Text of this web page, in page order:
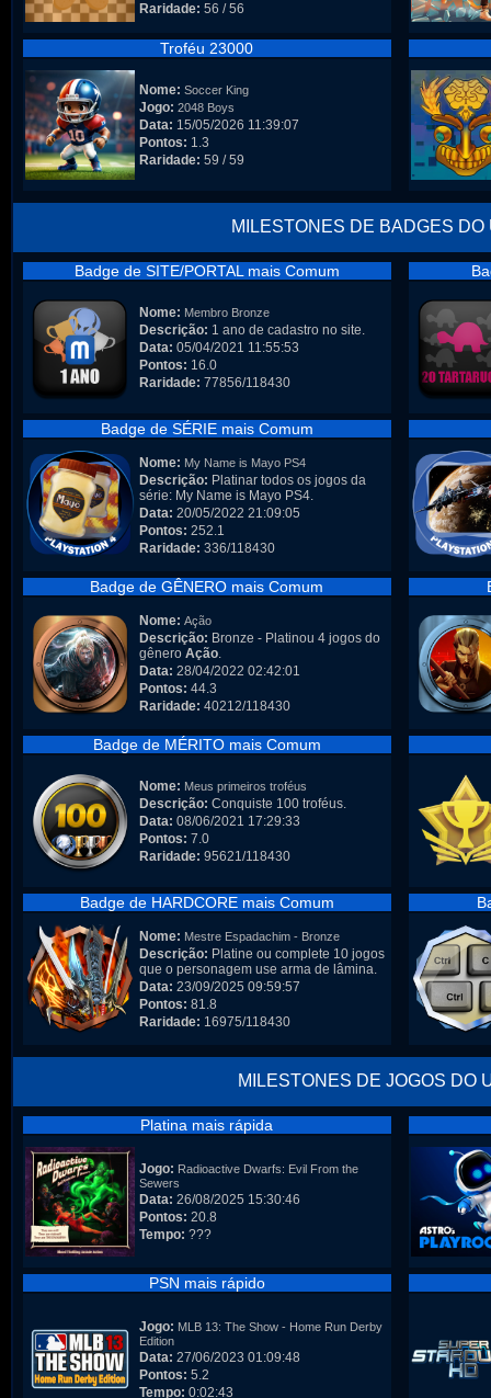
Raridade: 56 / 56
Troféu 23000
Nome: Soccer King
Jogo: 2048 Boys
Data: 15/05/2026 11:39:07
Pontos: 1.3
Raridade: 59 / 59
MILESTONES DE BADGES DO
Badge de SITE/PORTAL mais Comum
Nome: Membro Bronze
Descrição: 1 ano de cadastro no site.
Data: 05/04/2021 11:55:53
Pontos: 16.0
Raridade: 77856/118430
Badge de SÉRIE mais Comum
Nome: My Name is Mayo PS4
Descrição: Platinar todos os jogos da
série: My Name is Mayo PS4.
Data: 20/05/2022 21:09:05
Pontos: 252.1
Raridade: 336/118430
Badge de GÊNERO mais Comum
Nome: Ação
Descrição: Bronze - Platinou 4 jogos do
gênero Ação.
Data: 28/04/2022 02:42:01
Pontos: 44.3
Raridade: 40212/118430
Badge de MÉRITO mais Comum
Nome: Meus primeiros troféus
Descrição: Conquiste 100 troféus.
Data: 08/06/2021 17:29:33
Pontos: 7.0
Raridade: 95621/118430
Badge de HARDCORE mais Comum
Nome: Mestre Espadachim - Bronze
Descrição: Platine ou complete 10 jogos
que o personagem use arma de lâmina.
Data: 23/09/2025 09:59:57
Pontos: 81.8
Raridade: 16975/118430
MILESTONES DE JOGOS DO
Platina mais rápida
Jogo: Radioactive Dwarfs: Evil From the
Sewers
Data: 26/08/2025 15:30:46
Pontos: 20.8
Tempo: ???
PSN mais rápido
Jogo: MLB 13: The Show - Home Run Derby
Edition
Data: 27/06/2023 01:09:48
Pontos: 5.2
Tempo: 0:02:43